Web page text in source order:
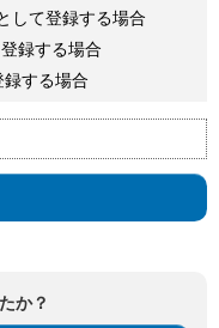
して登録する場合
録する場合
する場合
か？